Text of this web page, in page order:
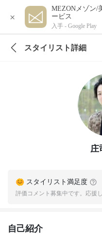
×
MEZONメゾン/
ービス
入手 - Google Play
スタイリスト詳細
庄
スタイリスト満足度
評価コメント募集中です。応援
自己紹介